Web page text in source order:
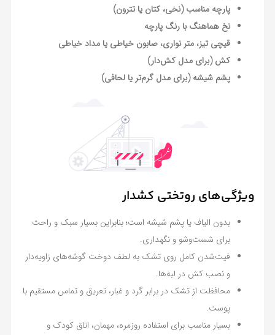
پارچه مناسب (نخی، کتان یا تترون)
نخ هماهنگ با رنگ پارچه
قیچی تیز، متر نواری، صابون خیاطی یا مداد خیاطی
کش (برای مدل کش‌دار)
پشم شیشه (برای مدل گرم‌تر یا لحافی)
ویژگی‌های روتختی کشدار
بدون الیاف یا پشم شیشه است؛ بنابراین بسیار سبک و راحت
برای شست‌وشو و نگهداری.
فیت‌شدن کامل روی تشک به لطف دوخت گوشه‌های زاویه‌دار
و نصب کش در لبه‌ها.
محافظت از تشک در برابر گرد و غبار، تعریق و تماس مستقیم با
پوست.
بسیار مناسب برای استفاده روزمره، مهمان، اتاق کودک و